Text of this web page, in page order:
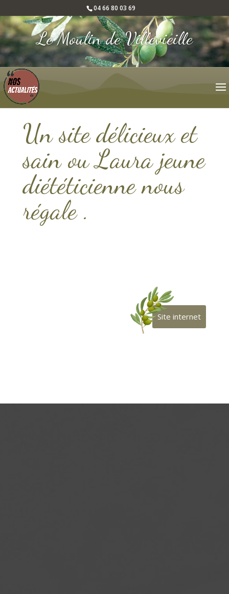
04 66 80 03 69
Le Moulin de Villevieille
Un site délicieux et
sain ou Laura jeune
diététicienne nous
régale .
Site internet